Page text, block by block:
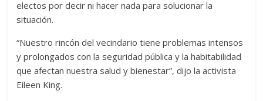
electos por decir ni hacer nada para solucionar la
situación.
“Nuestro rincón del vecindario tiene problemas intensos
y prolongados con la seguridad pública y la habitabilidad
que afectan nuestra salud y bienestar”, dijo la activista
Eileen King.